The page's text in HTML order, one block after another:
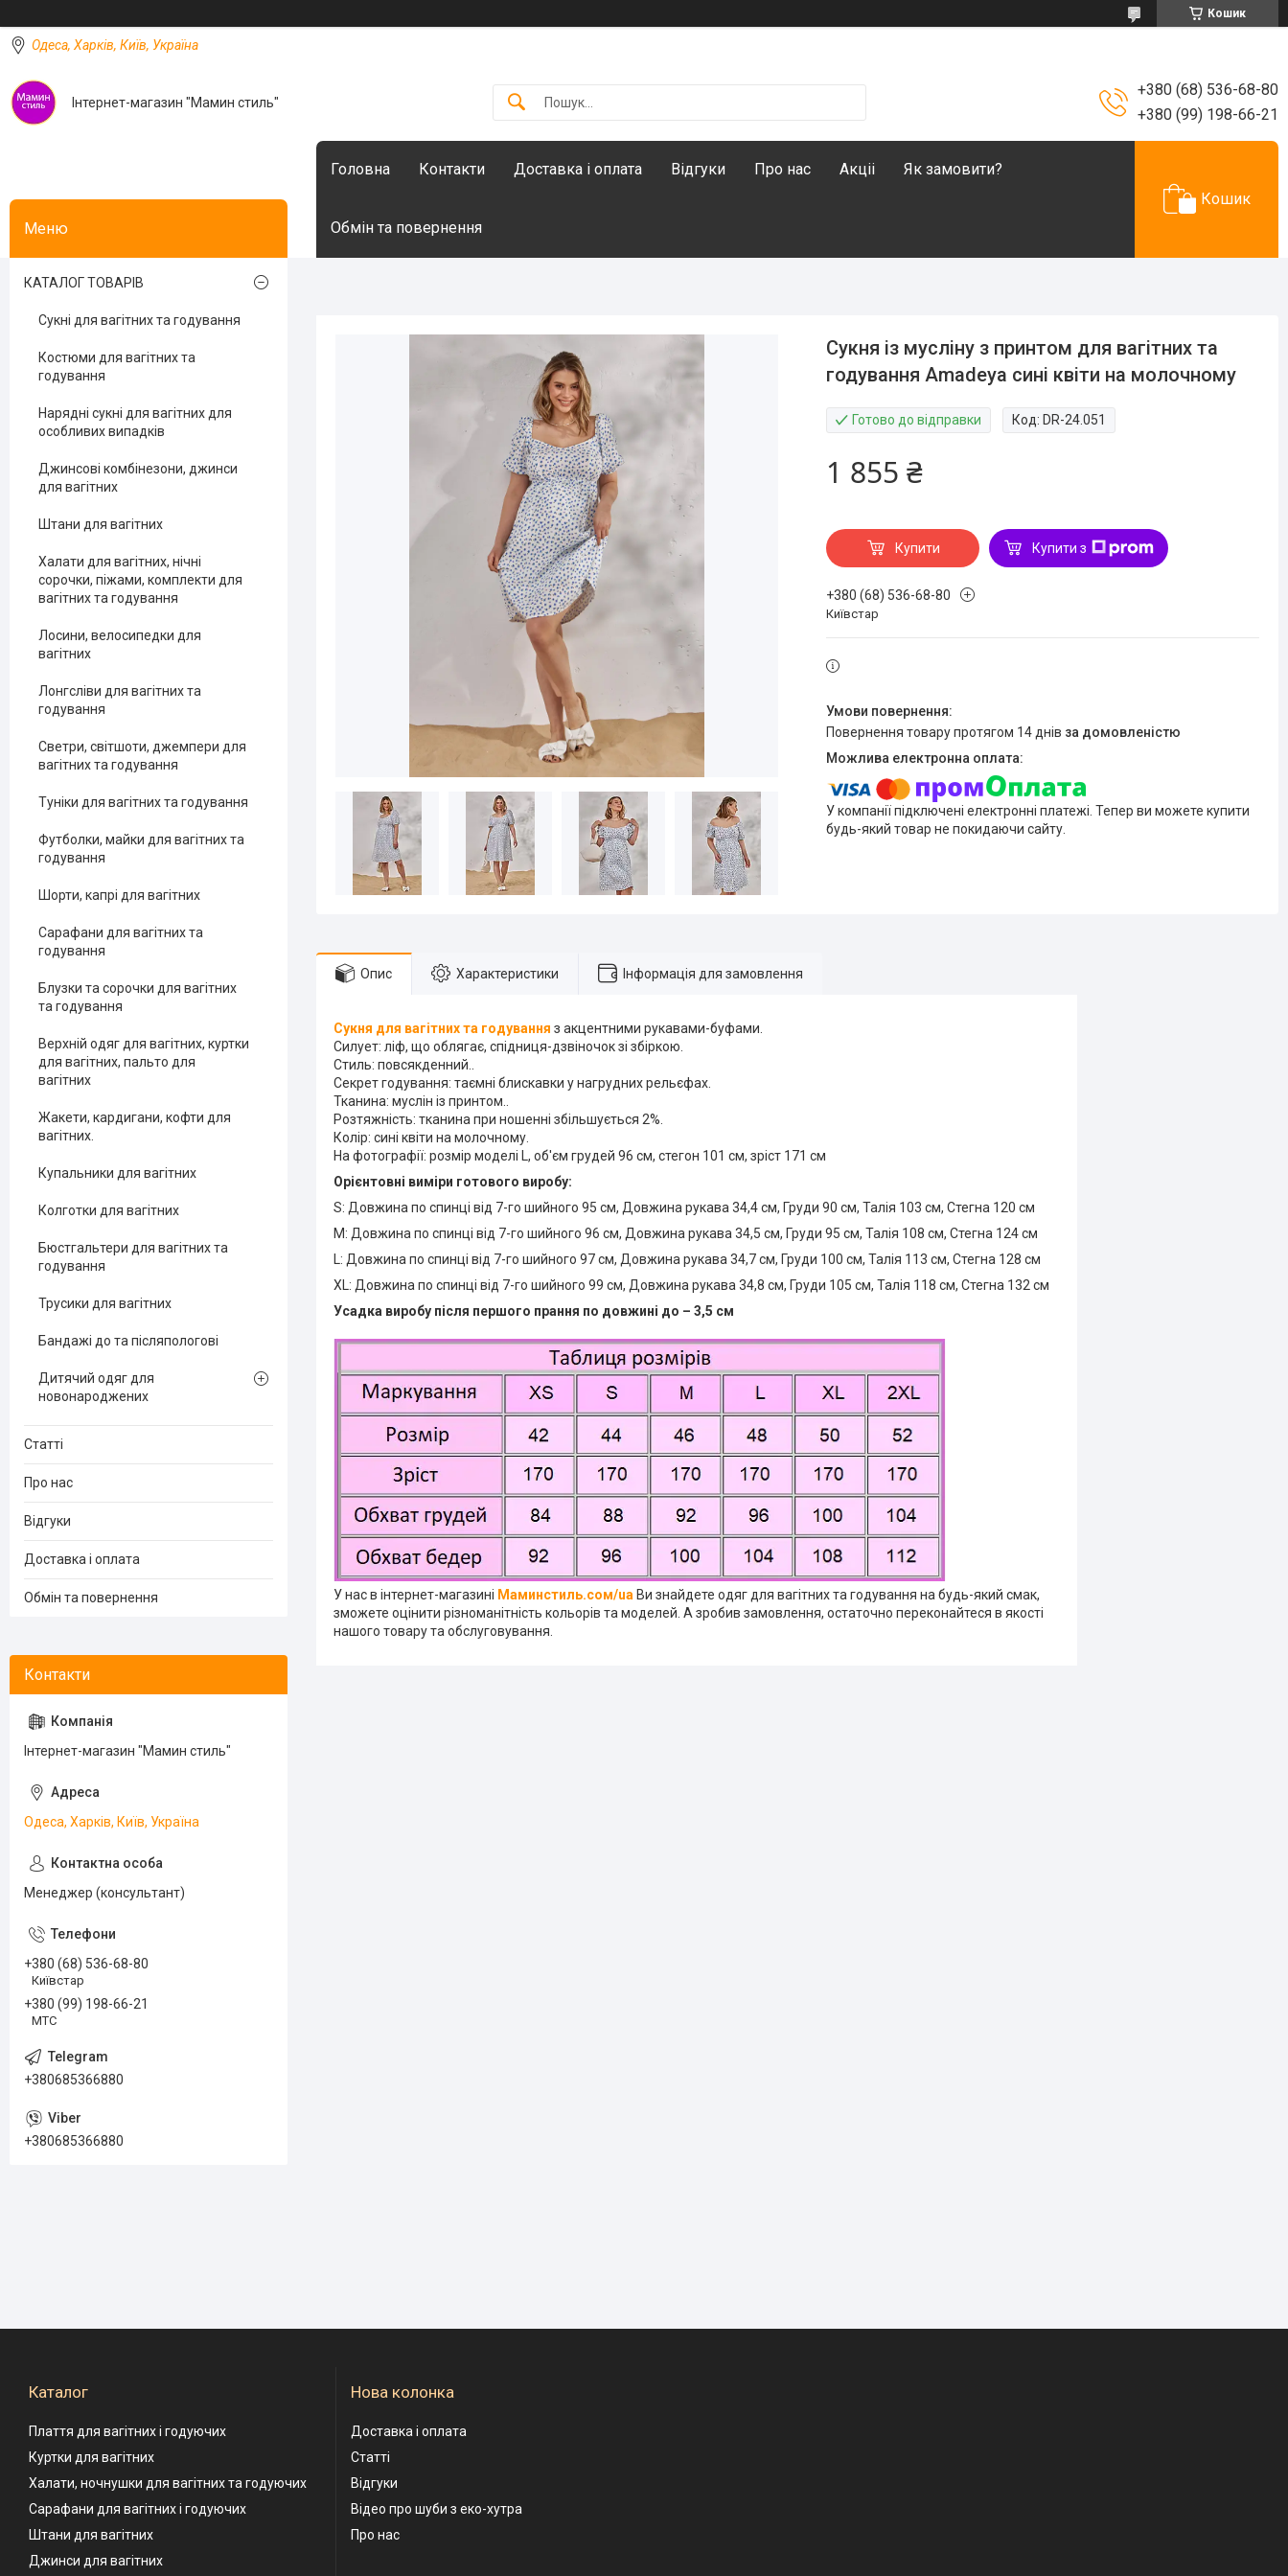
Кошик
Одеса, Харків, Київ, Україна
Інтернет-магазин "Мамин стиль"
+380 (68) 536-68-80
+380 (99) 198-66-21
Головна Контакти Доставка і оплата Відгуки Про нас Акціі Як замовити?
Обмін та повернення
Кошик
Сукня із мусліну з принтом для вагітних та
годування Amadeya сині квіти на молочному
Готово до відправки Код: DR-24.051
1 855 ₴
Купити Купити з
+380 (68) 536-68-80
Київстар
повернення товару протягом 14 днів за домовленістю
У компанії підключені електронні платежі. Тепер ви можете купити
будь-який товар не покидаючи сайту.
Опис Характеристики Інформація для замовлення
Сукня для вагітних та годування ​​​​​з акцентними рукавами-буфами.
Силует: ліф, що облягає, спідниця-дзвіночок зі збіркою.
Стиль: повсякденний..
Секрет годування: таємні блискавки у нагрудних рельєфах.
Тканина: муслін із принтом..
Розтяжність: тканина при ношенні збільшується 2%.
Колір: сині квіти на молочному.
На фотографії: розмір моделі L, об'єм грудей 96 см, стегон 101 см, зріст 171 см
Орієнтовні виміри готового виробу:
S: Довжина по спинці від 7-го шийного 95 см, Довжина рукава 34,4 см, Груди 90 см, Талія 103 см, Стегна 120 см
M: Довжина по спинці від 7-го шийного 96 см, Довжина рукава 34,5 см, Груди 95 см, Талія 108 см, Стегна 124 см
L: Довжина по спинці від 7-го шийного 97 см, Довжина рукава 34,7 см, Груди 100 см, Талія 113 см, Стегна 128 см
XL: Довжина по спинці від 7-го шийного 99 см, Довжина рукава 34,8 см, Груди 105 см, Талія 118 см, Стегна 132 см
Усадка виробу після першого прання по довжині до – 3,5 см
У нас в інтернет-магазині Маминстиль.сом/ua Ви знайдете одяг для вагітних та годування на будь-який смак,
зможете оцінити різноманітність кольорів та моделей. А зробив замовлення, остаточно переконайтеся в якості
нашого товару та обслуговування.
КАТАЛОГ ТОВАРІВ
Сукні для вагітних та годування
Костюми для вагітних та
годування
Нарядні сукні для вагітних для
особливих випадків
Джинсові комбінезони, джинси
для вагітних
Штани для вагітних
Халати для вагітних, нічні
сорочки, піжами, комплекти для
вагітних та годування
Лосини, велосипедки для
вагітних
Лонгсліви для вагітних та
годування
Светри, світшоти, джемпери для
вагітних та годування
Туніки для вагітних та годування
Футболки, майки для вагітних та
годування
Шорти, капрі для вагітних
Сарафани для вагітних та
годування
Блузки та сорочки для вагітних
та годування
Верхній одяг для вагітних, куртки
для вагітних, пальто для
вагітних
Жакети, кардигани, кофти для
вагітних.
Купальники для вагітних
Колготки для вагітних
Бюстгальтери для вагітних та
годування
Трусики для вагітних
Бандажі до та післяпологові
Дитячий одяг для
новонароджених
Статті
Про нас
Відгуки
Доставка і оплата
Обмін та повернення
Інтернет-магазин "Мамин стиль"
Одеса, Харків, Київ, Україна
Менеджер (консультант)
+380 (68) 536-68-80
Київстар
+380 (99) 198-66-21
МТС
+380685366880
+380685366880
Каталог
Плаття для вагітних і годуючих
Куртки для вагітних
Халати, ночнушки для вагітних та годуючих
Сарафани для вагітних і годуючих
Штани для вагітних
Джинси для вагітних
Нова колонка
Доставка і оплата
Статті
Відгуки
Відео про шуби з еко-хутра
Про нас